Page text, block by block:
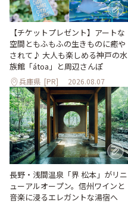
【チケットプレゼント】アートな
空間ともふもふの生きものに癒や
されて♪ 大人も楽しめる神戸の水
族館「átoa」と周辺さんぽ
兵庫県 [PR] 2026.08.07
長野・浅間温泉「界 松本」がリニ
ューアルオープン。信州ワインと
音楽に浸るエレガントな湯宿へ